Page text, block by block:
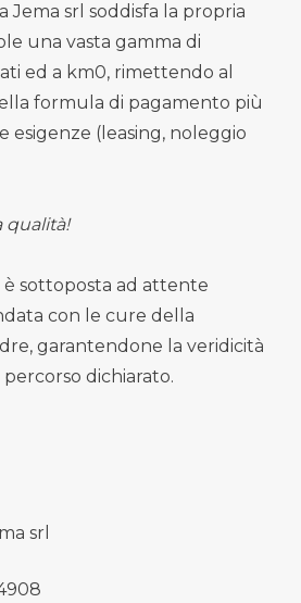
Jema srl soddisfa la propria
una vasta gamma di
ed a km0, rimettendo al
formula di pagamento più
esigenze (leasing, noleggio
qualità!
sottoposta ad attente
con le cure della
garantendone la veridicità
dichiarato.
srl